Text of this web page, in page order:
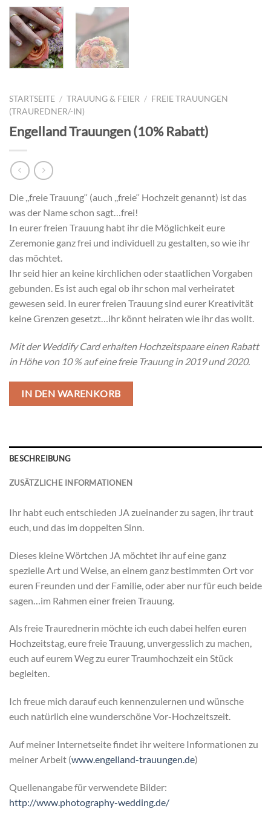
STARTSEITE / TRAUUNG & FEIER / FREIE TRAUUNGEN
(TRAUREDNER/-IN)
Engelland Trauungen (10% Rabatt)
Die ,,freie Trauung‘‘ (auch ,,freie‘‘ Hochzeit genannt) ist das
was der Name schon sagt…frei!
In eurer freien Trauung habt ihr die Möglichkeit eure
Zeremonie ganz frei und individuell zu gestalten, so wie ihr
das möchtet.
Ihr seid hier an keine kirchlichen oder staatlichen Vorgaben
gebunden. Es ist auch egal ob ihr schon mal verheiratet
gewesen seid. In eurer freien Trauung sind eurer Kreativität
keine Grenzen gesetzt…ihr könnt heiraten wie ihr das wollt.
Mit der Weddify Card erhalten Hochzeitspaare einen Rabatt
in Höhe von 10 % auf eine freie Trauung in 2019 und 2020.
IN DEN WARENKORB
BESCHREIBUNG
ZUSÄTZLICHE INFORMATIONEN
Ihr habt euch entschieden JA zueinander zu sagen, ihr traut
euch, und das im doppelten Sinn.
Dieses kleine Wörtchen JA möchtet ihr auf eine ganz
spezielle Art und Weise, an einem ganz bestimmten Ort vor
euren Freunden und der Familie, oder aber nur für euch beide
sagen…im Rahmen einer freien Trauung.
Als freie Traurednerin möchte ich euch dabei helfen euren
Hochzeitstag, eure freie Trauung, unvergesslich zu machen,
euch auf eurem Weg zu eurer Traumhochzeit ein Stück
begleiten.
Ich freue mich darauf euch kennenzulernen und wünsche
euch natürlich eine wunderschöne Vor-Hochzeitszeit.
Auf meiner Internetseite findet ihr weitere Informationen zu
meiner Arbeit (www.engelland-trauungen.de)
Quellenangabe für verwendete Bilder:
http://www.photography-wedding.de/